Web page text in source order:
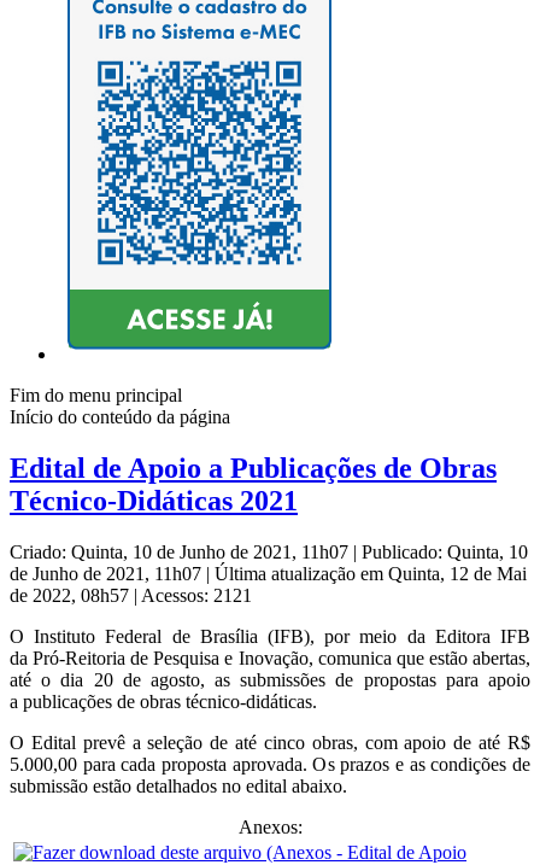
Fim do menu principal
Início do conteúdo da página
Edital de Apoio a Publicações de Obras
Técnico-Didáticas 2021
Criado: Quinta, 10 de Junho de 2021, 11h07 | Publicado: Quinta, 10
de Junho de 2021, 11h07 | Última atualização em Quinta, 12 de Mai
de 2022, 08h57 | Acessos: 2121
O Instituto Federal de Brasília (IFB), por meio da Editora IFB
da Pró-Reitoria de Pesquisa e Inovação, comunica que estão abertas,
até o dia 20 de agosto, as submissões de propostas para apoio
a publicações de obras técnico-didáticas.
O Edital prevê a seleção de até cinco obras, com apoio de até R$
5.000,00 para cada proposta aprovada. Os prazos e as condições de
submissão estão detalhados no edital abaixo.
Anexos: